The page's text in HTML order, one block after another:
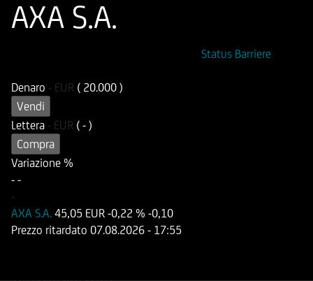
AXA S.A.
Status Barriere
Denaro - EUR ( 20.000 )
Vendi
Lettera - EUR ( - )
Compra
Variazione %
- -
-
AXA S.A. 45,05 EUR -0,22 % -0,10
Prezzo ritardato 07.08.2026 - 17:55